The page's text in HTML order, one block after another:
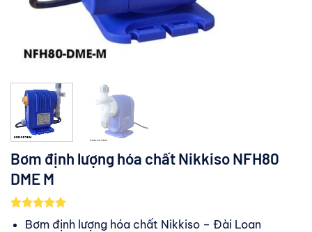
Bơm định lượng hóa chất Nikkiso NFH80
DME M
5.00trên 5
Bơm định lượng hóa chất Nikkiso – Đài Loan